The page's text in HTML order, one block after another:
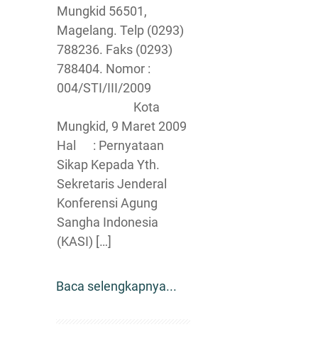
Mungkid 56501,
Magelang. Telp (0293)
788236. Faks (0293)
788404. Nomor :
004/STI/III/2009
Kota
Mungkid, 9 Maret 2009
Hal : Pernyataan
Sikap Kepada Yth.
Sekretaris Jenderal
Konferensi Agung
Sangha Indonesia
(KASI) […]
Baca selengkapnya...